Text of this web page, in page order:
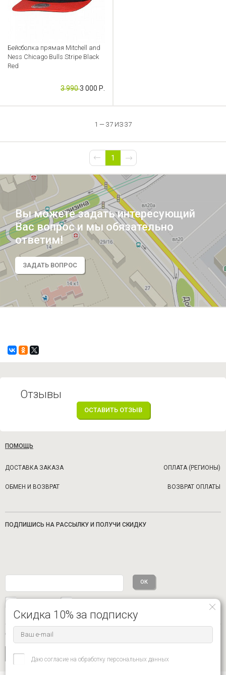
Бейсболка прямая Mitchell and
Ness Chicago Bulls Stripe Black
Red
Артикул: CB000049328
3 9903 000 Р.
1 — 37 ИЗ 37
1
Вы можете задать интересующий
Вас вопрос и мы обязательно
ответим!
ЗАДАТЬ ВОПРОС
Отзывы
ОСТАВИТЬ ОТЗЫВ
ПОМОЩЬ
ДОСТАВКА ЗАКАЗА ОПЛАТА (РЕГИОНЫ)
ОБМЕН И ВОЗВРАТ ВОЗВРАТ ОПЛАТЫ
ПОДПИШИСЬ НА РАССЫЛКУ И ПОЛУЧИ СКИДКУ
СОЦИАЛЬНЫЕ СЕТИ
Скидка 10% за подписку
Даю согласие на обработку персональных данных